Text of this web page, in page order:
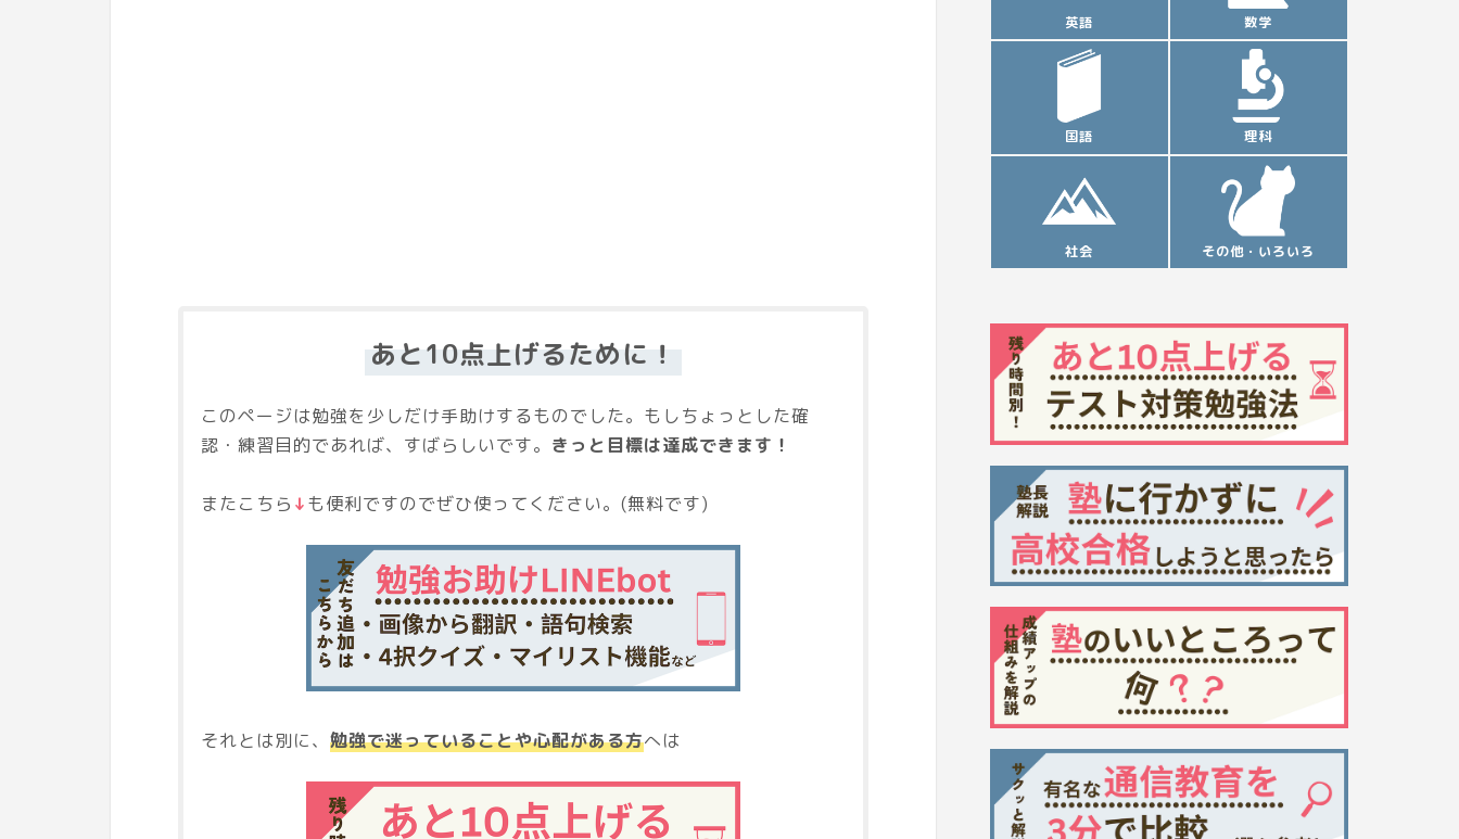
あと10点上げるために！
このページは勉強を少しだけ手助けするものでした。もしちょっとした確
認・練習目的であれば、すばらしいです。 きっと目標は達成できます！
またこちら ↓も便利ですのでぜひ使ってください。(無料です)
それとは別に、 勉強で迷っていることや心配がある方へは
英語 数学
国語 理科
社会 その他・いろいろ